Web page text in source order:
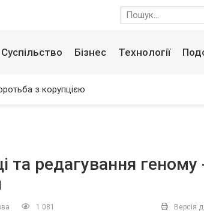
Суспільство Бізнес Технології
з корупцією
та редагування геному
1 081 Версія